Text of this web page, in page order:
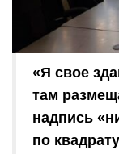
«Я свое
там
надпись
по